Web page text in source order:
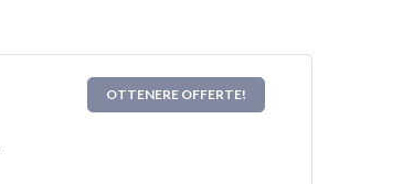
OTTENERE OFFERTE!